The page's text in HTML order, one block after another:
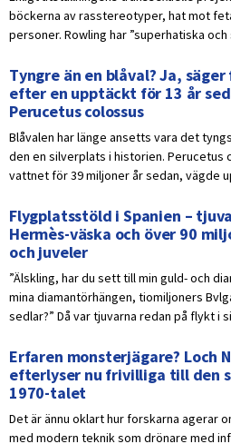
böckerna av rasstereotyper, hat mot
personer. Rowling har ”superhatiska
Tyngre än en blåval? Ja,
efter en upptäckt för 13 år
Perucetus colossus
Blåvalen har länge ansetts vara det
den en silverplats i historien. Perucetus
vattnet för 39 miljoner år sedan, vägde
Flygplatsstöld i Spanien –
Hermès-väska och över 90
och juveler
”Älskling, har du sett till min guld- och
mina diamantörhängen, tiomiljoners
sedlar?” Då var tjuvarna redan på flykt i
Erfaren monsterjägare? Loch
efterlyser nu frivilliga till den
1970-talet
Det är ännu oklart hur forskarna agerar
med modern teknik som drönare med